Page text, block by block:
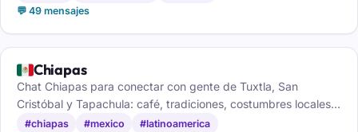
💬 49 mensajes
🇲🇽Chiapas
Chat Chiapas para conectar con gente de Tuxtla, San
Cristóbal y Tapachula: café, tradiciones, costumbres locales y
amistad sin registro.
#chiapas #mexico
#latinoamerica